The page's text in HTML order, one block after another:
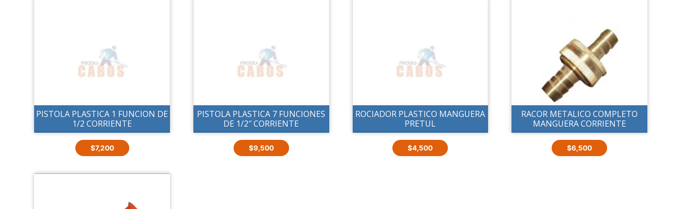
PISTOLA PLASTICA 1 FUNCION DE
1/2 CORRIENTE
$7,200
PISTOLA PLASTICA 7 FUNCIONES
DE 1/2″ CORRIENTE
$9,500
ROCIADOR PLASTICO MANGUERA
PRETUL
$4,500
RACOR METALICO COMPLETO
MANGUERA CORRIENTE
$6,500